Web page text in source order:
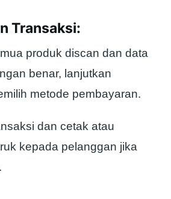
Transaksi:
produk discan dan data
benar, lanjutkan
metode pembayaran.
dan cetak atau
kepada pelanggan jika